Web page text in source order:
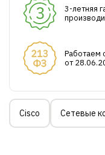
3-летняя
Работаем
от
Cisco Сетевые